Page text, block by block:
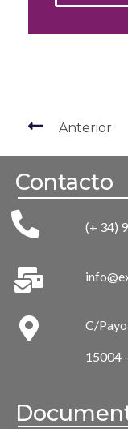
Anterior
Contacto
(+ 34)
C/
15004